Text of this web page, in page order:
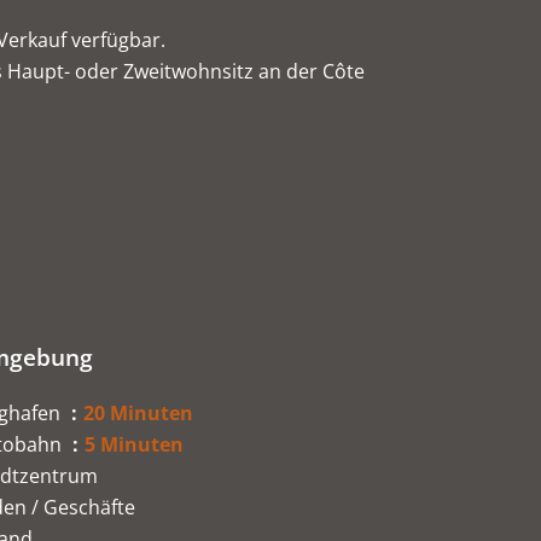
verfügbar.
oder Zweitwohnsitz an der Côte
20 Minuten
5 Minuten
/ Geschäfte